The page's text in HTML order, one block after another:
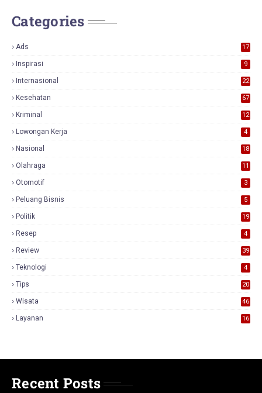
Categories
Ads
17
Inspirasi 9
Internasional 22
Kesehatan 67
Kriminal 12
Lowongan Kerja 4
Nasional
18
Olahraga 11
Otomotif 3
Peluang Bisnis 5
Politik 19
Resep 4
Review
39
Teknologi 4
Tips 20
Wisata 46
Layanan 16
Recent Posts